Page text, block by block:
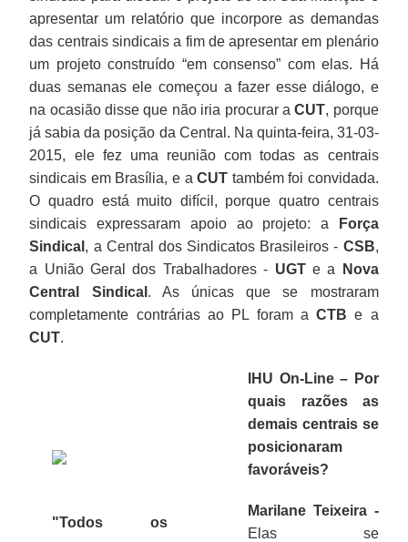
apresentar um relatório que incorpore as demandas
das centrais sindicais a fim de apresentar em plenário
um projeto construído “em consenso” com elas. Há
duas semanas ele começou a fazer esse diálogo, e
na ocasião disse que não iria procurar aCUT, porque
já sabia da posição da Central. Na quinta-feira, 31-03-
2015, ele fez uma reunião com todas as centrais
sindicais em Brasília, e aCUT também foi convidada.
O quadro está muito difícil, porque quatro centrais
sindicais expressaram apoio ao projeto: a
Força
Sindical , a Central dos Sindicatos Brasileiros - CSB,
a União Geral dos Trabalhadores - UGTe a
Nova
Central Sindical . As únicas que se mostraram
completamente contrárias ao PL foram aCTB e a
CUT.
"Todos os
IHU On-Line – Por
quais razões as
demais centrais se
posicionaram
favoráveis?
Marilane Teixeira -
Elas se